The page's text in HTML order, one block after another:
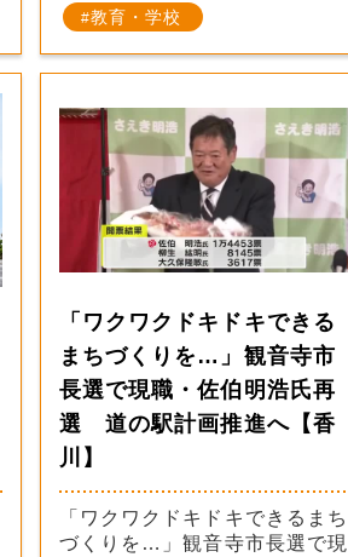
教育・学校
「ワクワクドキドキできる
まちづくりを…」観音寺市
長選で現職・佐伯明浩氏再
選 道の駅計画推進へ【香
川】
「ワクワクドキドキできるまち
づくりを…」観音寺市長選で現